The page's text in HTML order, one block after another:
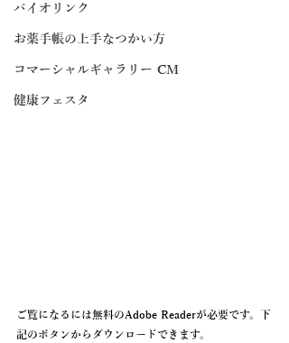
バイオリンク
お薬手帳の上手なつかい方
コマーシャルギャラリー CM
健康フェスタ
ご覧になるには無料のAdobe Readerが必要です。下
記のボタンからダウンロードできます。